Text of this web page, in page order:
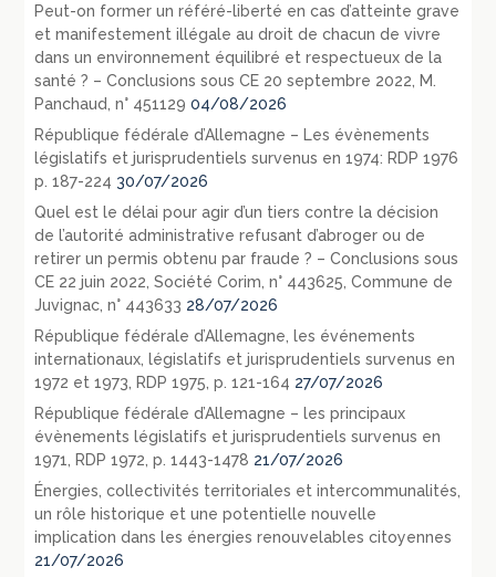
Peut-on former un référé-liberté en cas d’atteinte grave
et manifestement illégale au droit de chacun de vivre
dans un environnement équilibré et respectueux de la
santé ? – Conclusions sous CE 20 septembre 2022, M.
Panchaud, n° 451129 04/08/2026
République fédérale d’Allemagne – Les évènements
législatifs et jurisprudentiels survenus en 1974: RDP 1976
p. 187-224 30/07/2026
Quel est le délai pour agir d’un tiers contre la décision
de l’autorité administrative refusant d’abroger ou de
retirer un permis obtenu par fraude ? – Conclusions sous
CE 22 juin 2022, Société Corim, n° 443625, Commune de
Juvignac, n° 443633 28/07/2026
République fédérale d’Allemagne, les événements
internationaux, législatifs et jurisprudentiels survenus en
1972 et 1973, RDP 1975, p. 121-164 27/07/2026
République fédérale d’Allemagne – les principaux
évènements législatifs et jurisprudentiels survenus en
1971, RDP 1972, p. 1443-1478 21/07/2026
Énergies, collectivités territoriales et intercommunalités,
un rôle historique et une potentielle nouvelle
implication dans les énergies renouvelables citoyennes
21/07/2026